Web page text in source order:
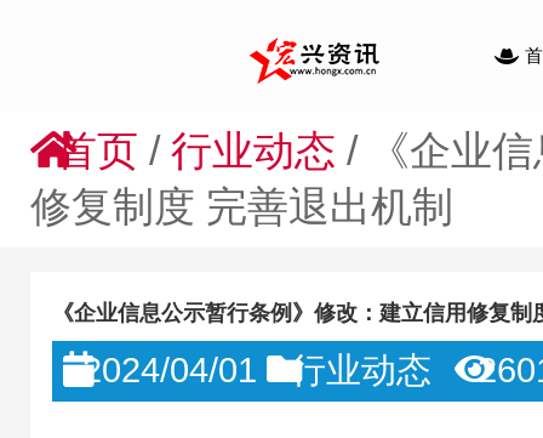
首页 / 行业动态 /
《企业
修复制度 完善退出机制
《企业信息公示暂行条例》修改：建立信用修复制
2024/04/01 行业动态